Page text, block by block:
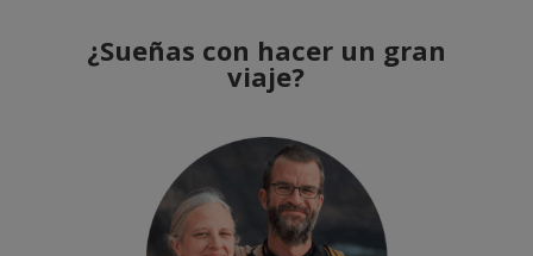
¿Sueñas con hacer un gran
viaje?